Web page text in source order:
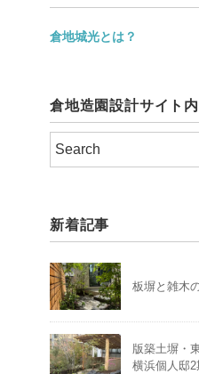
倉地城光とは？
倉地造園設計サイト
新着記事
板塀と雑木
版築土塀・
横浜個人邸2